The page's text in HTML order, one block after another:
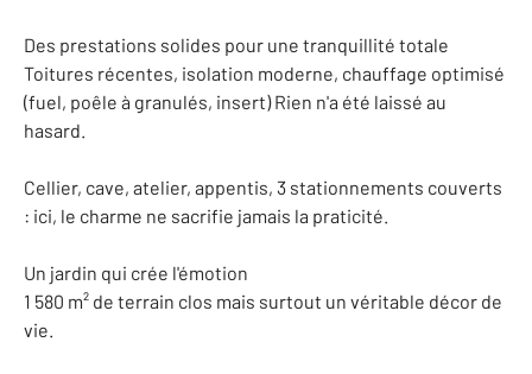
Des prestations solides pour une tranquillité totale
Toitures récentes, isolation moderne, chauffage optimisé
(fuel, poêle à granulés, insert) Rien n'a été laissé au
hasard.
Cellier, cave, atelier, appentis, 3 stationnements couverts
: ici, le charme ne sacrifie jamais la praticité.
Un jardin qui crée l'émotion
1 580 m² de terrain clos mais surtout un véritable décor de
vie.